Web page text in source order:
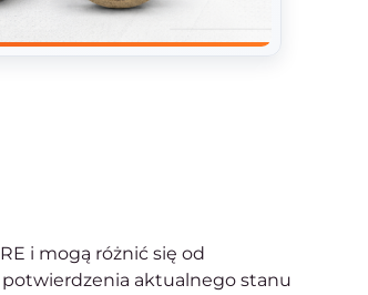
i mogą różnić się od
aktualnego stanu